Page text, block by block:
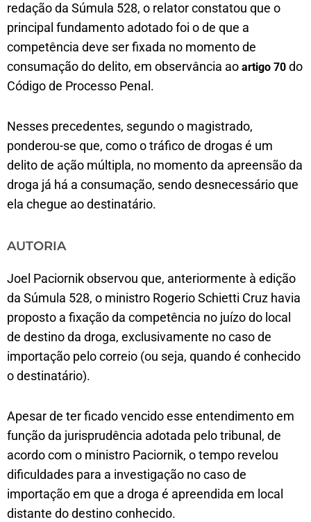
redação da Súmula 528, o relator constatou que o
principal fundamento adotado foi o de que a
competência deve ser fixada no momento de
consumação do delito, em observância ao artigo 70 do
Código de Processo Penal.
Nesses precedentes, segundo o magistrado,
ponderou-se que, como o tráfico de drogas é um
delito de ação múltipla, no momento da apreensão da
droga já há a consumação, sendo desnecessário que
ela chegue ao destinatário.
AUTORIA
Joel Paciornik observou que, anteriormente à edição
da Súmula 528, o ministro Rogerio Schietti Cruz havia
proposto a fixação da competência no juízo do local
de destino da droga, exclusivamente no caso de
importação pelo correio (ou seja, quando é conhecido
o destinatário).
Apesar de ter ficado vencido esse entendimento em
função da jurisprudência adotada pelo tribunal, de
acordo com o ministro Paciornik, o tempo revelou
dificuldades para a investigação no caso de
importação em que a droga é apreendida em local
distante do destino conhecido.